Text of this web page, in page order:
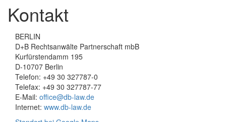
Kontakt
BERLIN
D+B Rechtsanwälte Partnerschaft mbB
Kurfürstendamm 195
D-10707 Berlin
Telefon: +49 30 327787-0
Telefax: +49 30 327787-77
E-Mail: office@db-law.de
Internet: www.db-law.de